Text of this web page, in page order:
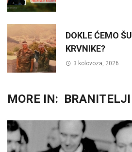
DOKLE ĆEMO
KRVNIKE?
3 kolovoza, 2026
MORE IN: BRANITELJI